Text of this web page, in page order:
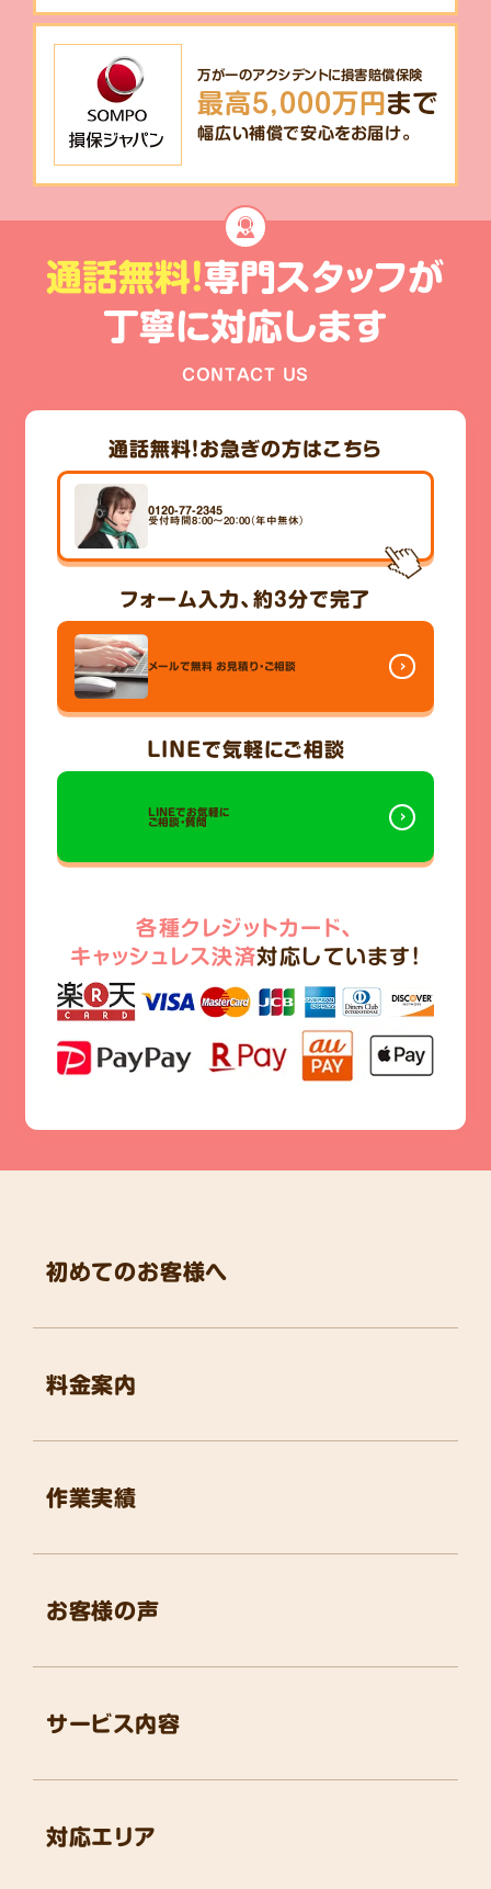
万が一のアクシデントに損害賠償保険
最高5,000万円まで
幅広い補償で安心をお届け。
通話無料!専門スタッフが
丁寧に対応します
CONTACT US
通話無料！お急ぎの方はこちら
0120-77-2345
受付時間8：00～20：00（年中無休）
フォーム入力、 約3分で完了
メールで無料 お見積り・ご相談
LINEで気軽にご相談
LINEでお気軽に
ご相談・質問
各種クレジットカード、
キャッシュレス決済対応しています!
初めてのお客様へ
料金案内
作業実績
お客様の声
サービス内容
対応エリア